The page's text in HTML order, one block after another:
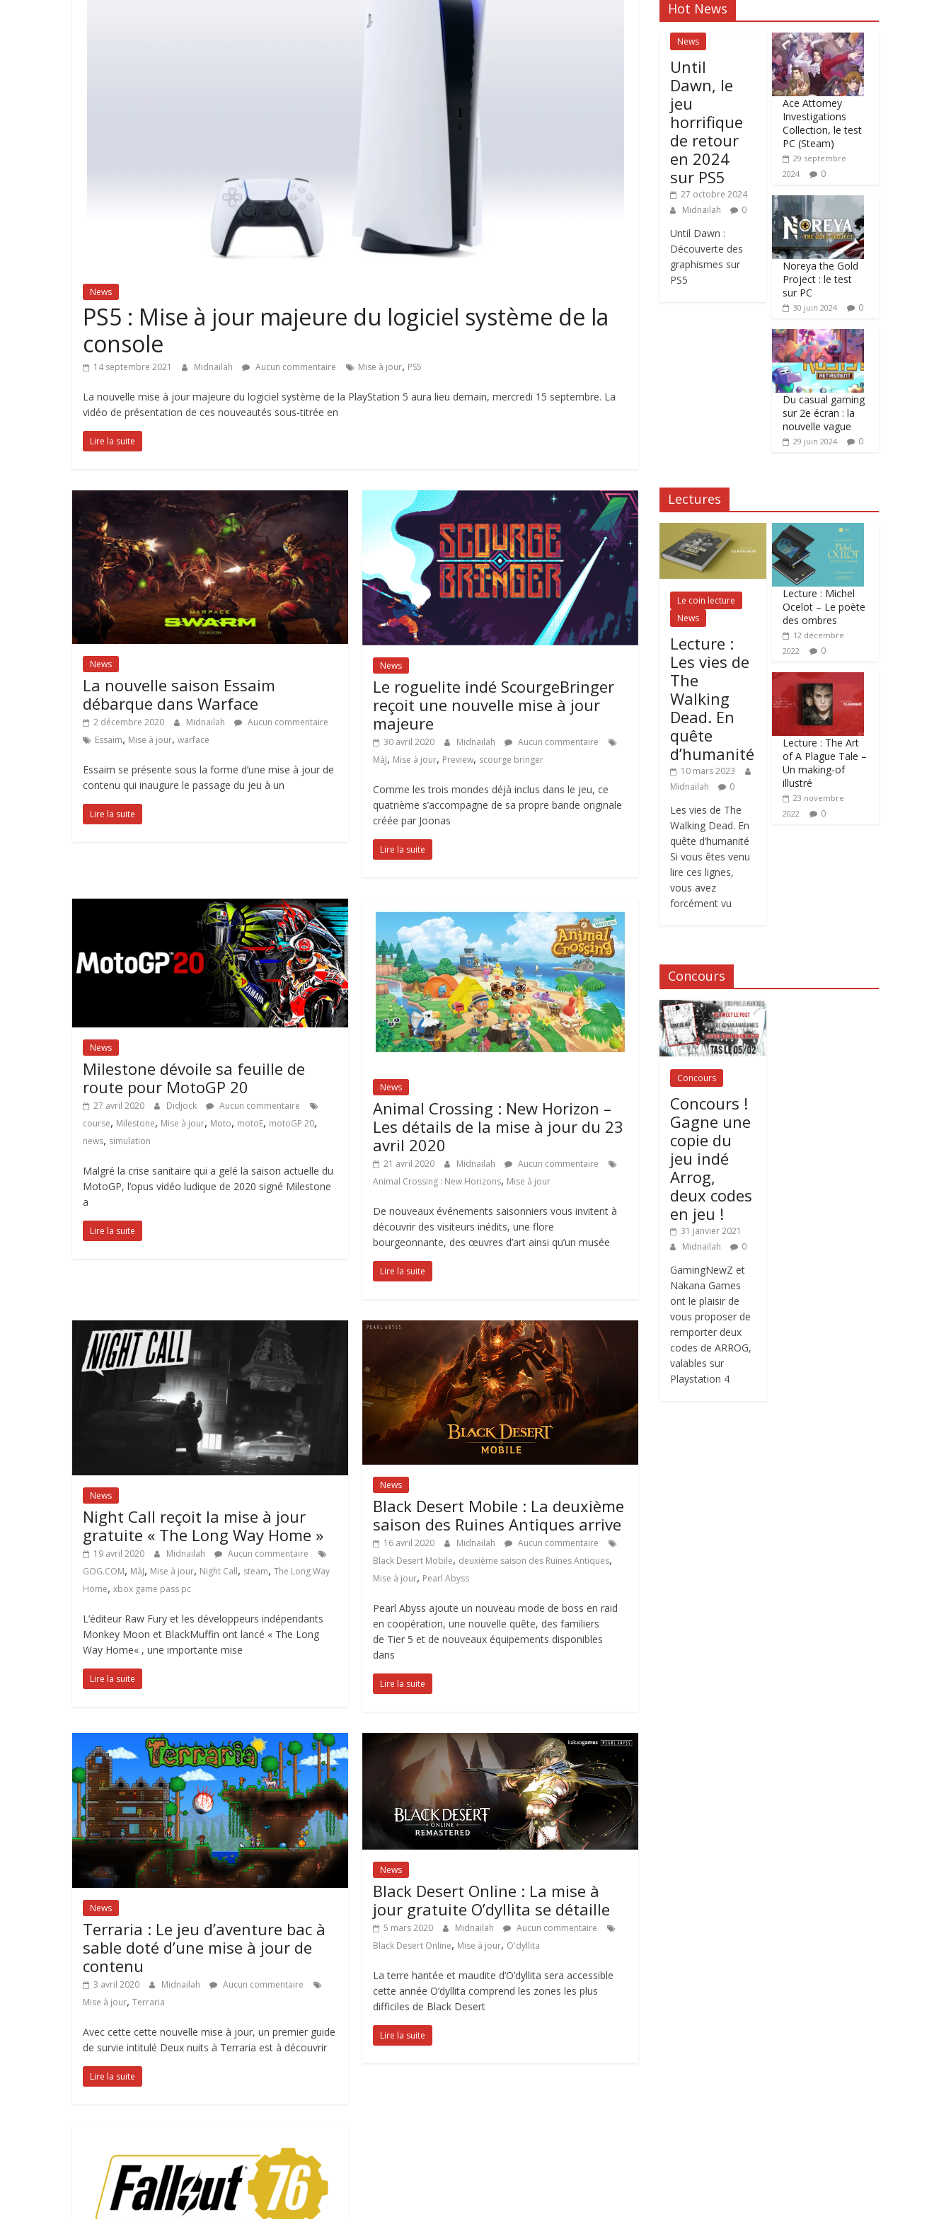
News
PS5 : Mise à jour majeure du logiciel système de la
console
14 septembre 2021 Midnailah Aucun commentaire Mise à jour, PS5
La nouvelle mise à jour majeure du logiciel système de la PlayStation 5 aura lieu demain, mercredi 15 septembre. La
vidéo de présentation de ces nouveautés sous-titrée en
Lire la suite
News
La nouvelle saison Essaim
débarque dans Warface
2 décembre 2020 Midnailah
Aucun commentaire
Essaim, Mise à jour, warface
Essaim se présente sous la forme d’une mise à jour de
contenu qui inaugure le passage du jeu à un
Lire la suite
News
Le roguelite indé ScourgeBringer
reçoit une nouvelle mise à jour
majeure
30 avril 2020 Midnailah
Aucun commentaire
MàJ, Mise à jour, Preview, scourge bringer
Comme les trois mondes déjà inclus dans le jeu, ce
quatrième s’accompagne de sa propre bande originale
créée par Joonas
Lire la suite
News
Milestone dévoile sa feuille de
route pour MotoGP 20
27 avril 2020 Didjock
Aucun commentaire
course, Milestone, Mise à jour, Moto, motoE, motoGP 20,
news, simulation
Malgré la crise sanitaire qui a gelé la saison actuelle du
MotoGP, l’opus vidéo ludique de 2020 signé Milestone
a
Lire la suite
News
Animal Crossing : New Horizon –
Les détails de la mise à jour du 23
avril 2020
21 avril 2020 Midnailah
Aucun commentaire
Animal Crossing : New Horizons, Mise à jour
De nouveaux événements saisonniers vous invitent à
découvrir des visiteurs inédits, une flore
bourgeonnante, des œuvres d’art ainsi qu’un musée
Lire la suite
News
Night Call reçoit la mise à jour
gratuite « The Long Way Home »
19 avril 2020 Midnailah
Aucun commentaire
GOG.COM, MàJ, Mise à jour, Night Call, steam, The Long Way
Home, xbox game pass pc
L’éditeur Raw Fury et les développeurs indépendants
Monkey Moon et BlackMuffin ont lancé « The Long
Way Home« , une importante mise
Lire la suite
News
Black Desert Mobile : La deuxième
saison des Ruines Antiques arrive
16 avril 2020 Midnailah
Aucun commentaire
Black Desert Mobile, deuxième saison des Ruines Antiques,
Mise à jour, Pearl Abyss
Pearl Abyss ajoute un nouveau mode de boss en raid
en coopération, une nouvelle quête, des familiers
de Tier 5 et de nouveaux équipements disponibles
dans
Lire la suite
News
Terraria : Le jeu d’aventure bac à
sable doté d’une mise à jour de
contenu
3 avril 2020 Midnailah
Aucun commentaire
Mise à jour, Terraria
Avec cette cette nouvelle mise à jour, un premier guide
de survie intitulé Deux nuits à Terraria est à découvrir
Lire la suite
News
Black Desert Online : La mise à
jour gratuite O’dyllita se détaille
5 mars 2020 Midnailah
Aucun commentaire
Black Desert Online, Mise à jour, O'dyllita
La terre hantée et maudite d’O’dyllita sera accessible
cette année O’dyllita comprend les zones les plus
difficiles de Black Desert
Lire la suite
Hot News
News
Until
Dawn, le
jeu
horrifique
de retour
en 2024
sur PS5
27 octobre 2024
Midnailah
0
Until Dawn :
Découverte des
graphismes sur
PS5
Ace Attorney
Investigations
Collection, le test
PC (Steam)
29 septembre
2024
0
Noreya the Gold
Project : le test
sur PC
30 juin 2024 0
Du casual gaming
sur 2e écran : la
nouvelle vague
29 juin 2024 0
Lectures
Le coin lecture
News
Lecture :
Les vies de
The
Walking
Dead. En
quête
d’humanité
10 mars 2023
Midnailah
0
Les vies de The
Walking Dead. En
quête d’humanité
Si vous êtes venu
lire ces lignes,
vous avez
forcément vu
Lecture : Michel
Ocelot – Le poète
des ombres
12 décembre
2022
0
Lecture : The Art
of A Plague Tale –
Un making-of
illustré
23 novembre
2022
0
Concours
Concours
Concours !
Gagne une
copie du
jeu indé
Arrog,
deux codes
en jeu !
31 janvier 2021
Midnailah
0
GamingNewZ et
Nakana Games
ont le plaisir de
vous proposer de
remporter deux
codes de ARROG,
valables sur
Playstation 4